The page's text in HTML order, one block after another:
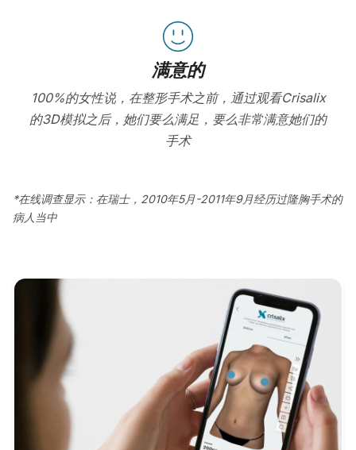
满意的
100%的女性说，在整形手术之前，通过观看Crisalix
的3D模拟之后，她们要么满足，要么非常满意她们的
手术
*在线调查显示：在瑞士，2010年5月-2011年9月经历过隆胸手术的
病人当中